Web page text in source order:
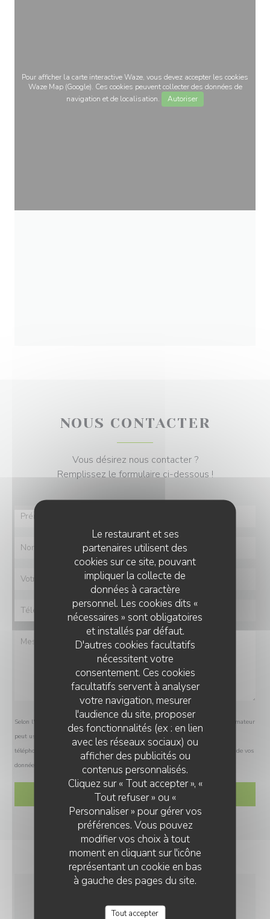
Le restaurant et ses
partenaires utilisent des
cookies sur ce site, pouvant
impliquer la collecte de
données à caractère
personnel. Les cookies dits «
nécessaires » sont obligatoires
et installés par défaut.
D'autres cookies facultatifs
nécessitent votre
consentement. Ces cookies
facultatifs servent à analyser
votre navigation, mesurer
l'audience du site, proposer
des fonctionnalités (ex : en lien
avec les réseaux sociaux) ou
afficher des publicités ou
contenus personnalisés.
Cliquez sur « Tout accepter », «
Tout refuser » ou «
Personnaliser » pour gérer vos
préférences. Vous pouvez
modifier vos choix à tout
moment en cliquant sur l'icône
représentant un cookie en bas
à gauche des pages du site.
Tout accepter
Pour afficher la carte interactive Waze, vous devez accepter les cookies
Waze Map (Google). Ces cookies peuvent collecter des données de
navigation et de localisation.
Autoriser
NOUS CONTACTER
Vous désirez nous contacter ?
Remplissez le formulaire ci-dessous !
Selon l'article L.223-2 du code de la consommation, il est rappelé que le consommateur
peut user de son droit à s'inscrire sur la liste d'opposition au démarchage
téléphonique Bloctel :
bloctel.gouv.fr
. Pour plus d'informations sur le traitement de vos
données, consultez notre
politique de confidentialité
INFOS PRATIQUES